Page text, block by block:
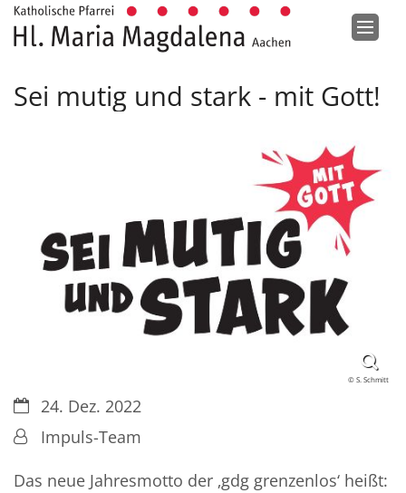
Zum Inhalt springen
Sei mutig und stark - mit Gott!
© S. Schmitt
Datum:24. Dez. 2022
Von:Impuls-Team
Das neue Jahresmotto der ‚gdg grenzenlos‘ heißt: